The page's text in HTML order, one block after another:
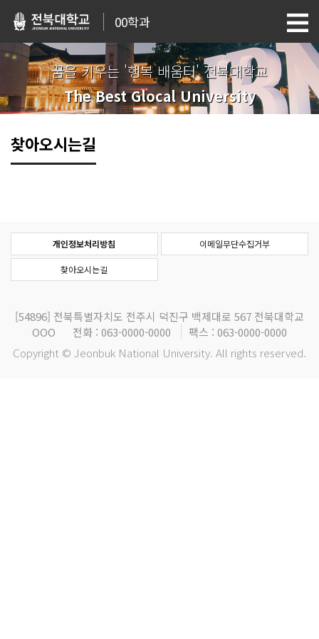
00학과
꿈을 키우는 '행복 배움터' 전북대학교
The Best Glocal University
찾아오시는길
개인정보처리방침 이메일무단수집거부
찾아오시는길
[54896] 전북특별자치도 전주시 덕진구 백제대로 567 전북대학교
OOO
전화 : 063-0000-0000
팩스 : 063-0000-0000
Copyright © Jeonbuk National University. All rights reserved.